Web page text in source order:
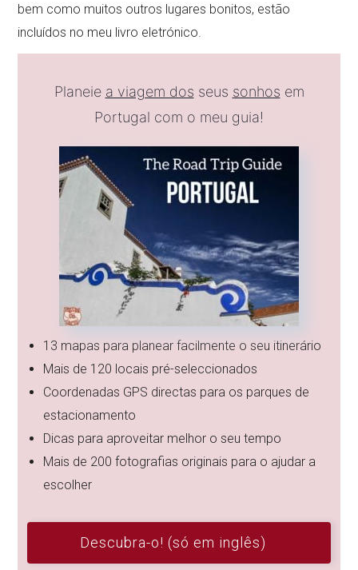
bem como muitos outros lugares bonitos, estão
incluídos no meu livro eletrónico.
Planeie a viagem dos seus sonhos em
Portugal com o meu guia!
13 mapas para planear facilmente o seu itinerário
Mais de 120 locais pré-seleccionados
Coordenadas GPS directas para os parques de
estacionamento
Dicas para aproveitar melhor o seu tempo
Mais de 200 fotografias originais para o ajudar a
escolher
Descubra-o! (só em inglês)